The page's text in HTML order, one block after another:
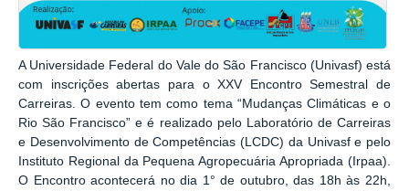
A Universidade Federal do Vale do São Francisco (Univasf) está
com inscrições abertas para o XXV Encontro Semestral de
Carreiras. O evento tem como tema “Mudanças Climáticas e o
Rio São Francisco” e é realizado pelo Laboratório de Carreiras
e Desenvolvimento de Competências (LCDC) da Univasf e pelo
Instituto Regional da Pequena Agropecuária Apropriada (Irpaa).
O Encontro acontecerá no dia 1° de outubro, das 18h às 22h,